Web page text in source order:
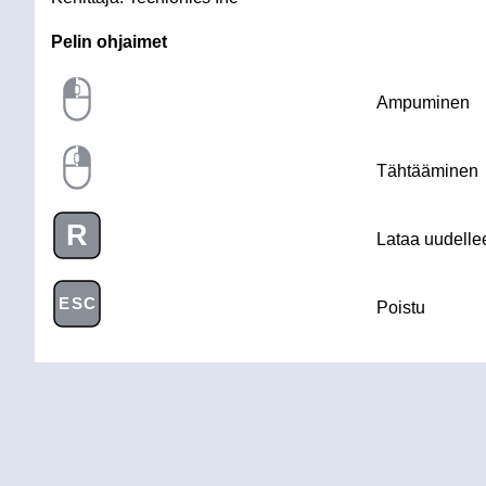
Pelin ohjaimet
Ampuminen
Tähtääminen
R Lataa
ESC Poistu